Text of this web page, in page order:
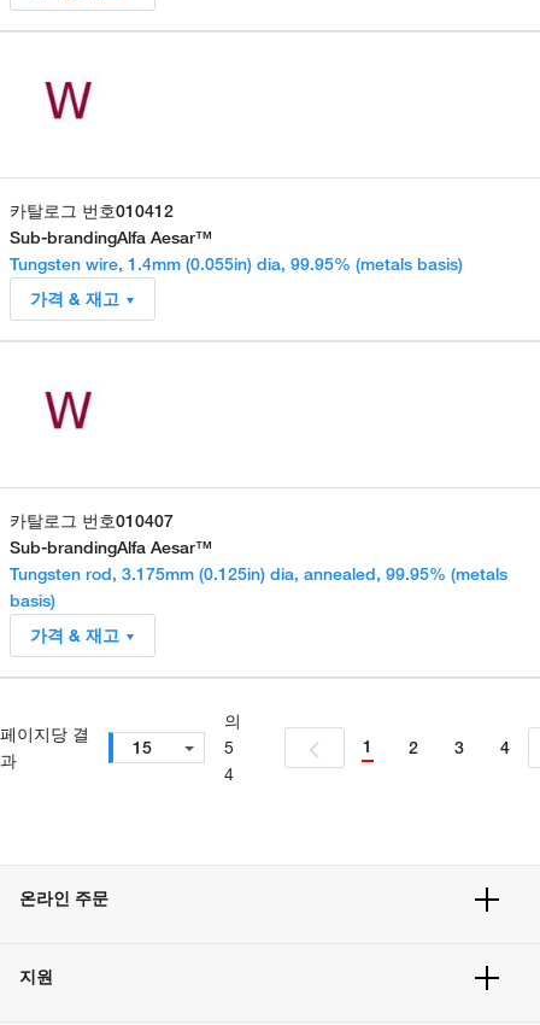
카탈로그 번호010412
Sub-brandingAlfa Aesar™
Tungsten wire, 1.4mm (0.055in) dia, 99.95% (metals basis)
가격 & 재고
카탈로그 번호010407
Sub-brandingAlfa Aesar™
Tungsten rod, 3.175mm (0.125in) dia, annealed, 99.95% (metals
basis)
가격 & 재고
페이지당 결
과
15
의
5
4
1 2 3 4
온라인 주문
주문 방법
지원